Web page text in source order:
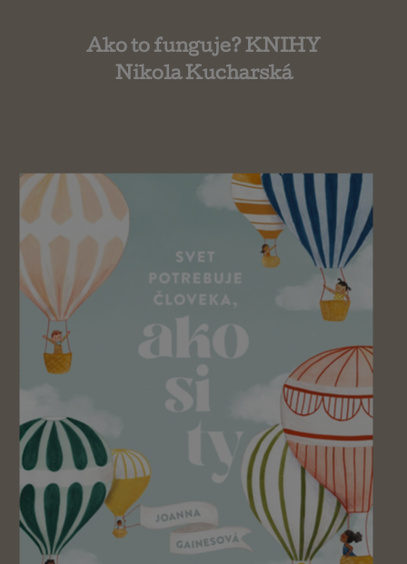
Ako to funguje? KNIHY
Nikola Kucharská